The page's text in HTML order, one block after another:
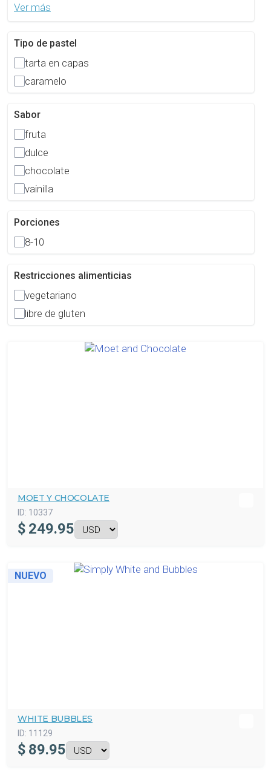
Ver más
Tipo de pastel
tarta en capas
caramelo
Sabor
fruta
dulce
chocolate
vainilla
Porciones
8-10
Restricciones alimenticias
vegetariano
libre de gluten
MOET Y CHOCOLATE
ID: 10337
$ 249.95
NUEVO
WHITE BUBBLES
ID: 11129
$ 89.95